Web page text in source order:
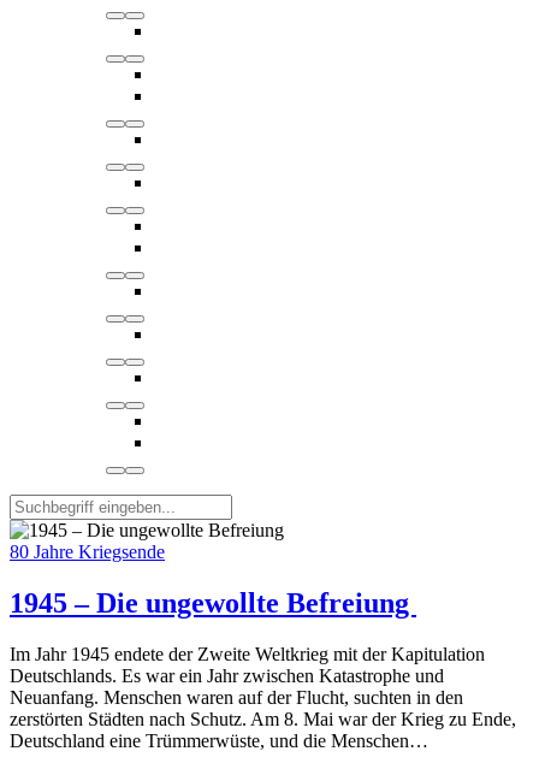
80 Jahre Kriegsende
1945 – Die ungewollte Befreiung
Im Jahr 1945 endete der Zweite Weltkrieg mit der Kapitulation
Deutschlands. Es war ein Jahr zwischen Katastrophe und
Neuanfang. Menschen waren auf der Flucht, suchten in den
zerstörten Städten nach Schutz. Am 8. Mai war der Krieg zu Ende,
Deutschland eine Trümmerwüste, und die Menschen…